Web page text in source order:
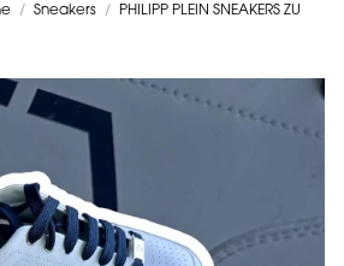
/ Sneakers /
PHILIPP PLEIN SNEAKERS ZU